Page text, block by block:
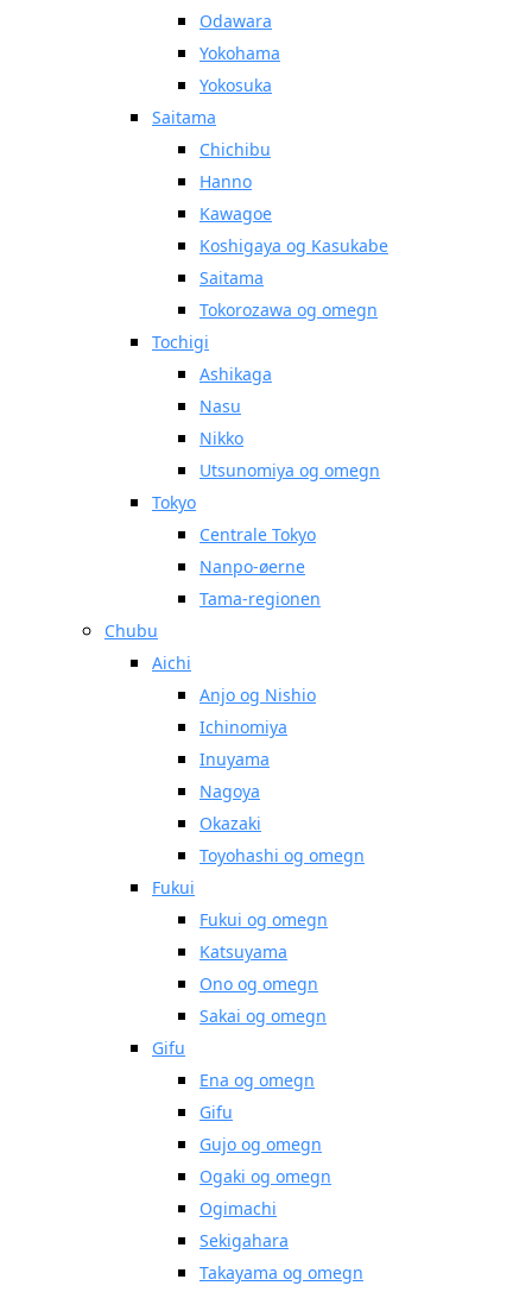
Odawara
Yokohama
Yokosuka
Saitama
Chichibu
Hanno
Kawagoe
Koshigaya og Kasukabe
Saitama
Tokorozawa og omegn
Tochigi
Ashikaga
Nasu
Nikko
Utsunomiya og omegn
Tokyo
Centrale Tokyo
Nanpo-øerne
Tama-regionen
Chubu
Aichi
Anjo og Nishio
Ichinomiya
Inuyama
Nagoya
Okazaki
Toyohashi og omegn
Fukui
Fukui og omegn
Katsuyama
Ono og omegn
Sakai og omegn
Gifu
Ena og omegn
Gifu
Gujo og omegn
Ogaki og omegn
Ogimachi
Sekigahara
Takayama og omegn